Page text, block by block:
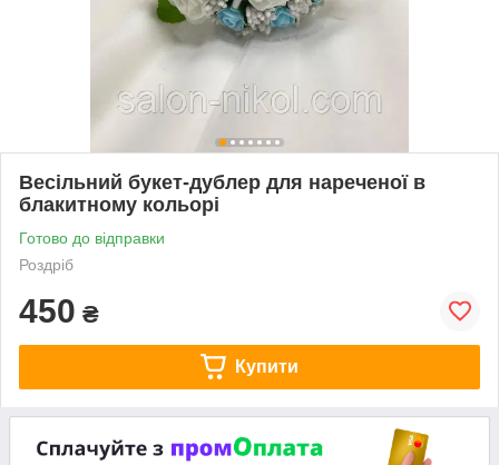
Весільний букет-дублер для нареченої в
блакитному кольорі
Готово до відправки
Роздріб
450 ₴
Купити